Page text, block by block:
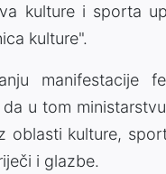
kulture i sporta
kulture".
manifestacije
u tom
oblasti kulture,
i glazbe.